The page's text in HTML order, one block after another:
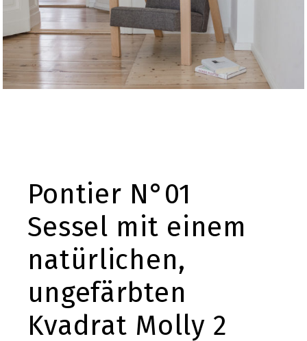
Pontier N°01
Sessel mit einem
natürlichen,
ungefärbten
Kvadrat Molly 2